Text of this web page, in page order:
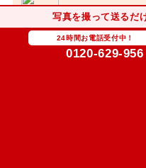
レンガ
写真を撮って送るだ
24時間お電話受付中！
0120-629-956